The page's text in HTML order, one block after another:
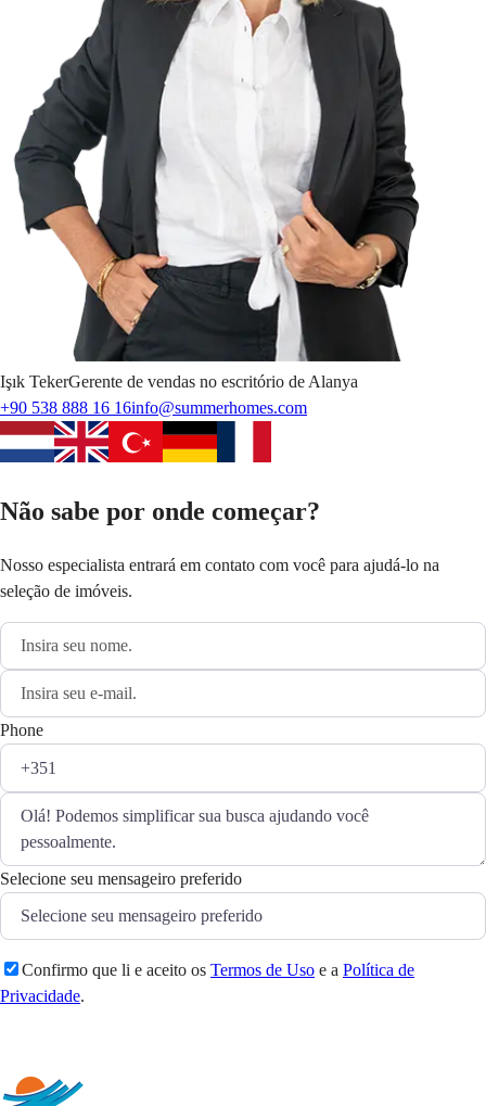
Işık TekerGerente de vendas no escritório de Alanya
+90 538 888 16 16info@summerhomes.com
Não sabe por onde começar?
Nosso especialista entrará em contato com você para ajudá-lo na
seleção de imóveis.
Phone
Selecione seu mensageiro preferido
Confirmo que li e aceito os Termos de Uso e a Política de
Privacidade.